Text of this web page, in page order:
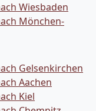
Wiesbaden
Mönchen­
Gelsenkirchen
Aachen
Kiel